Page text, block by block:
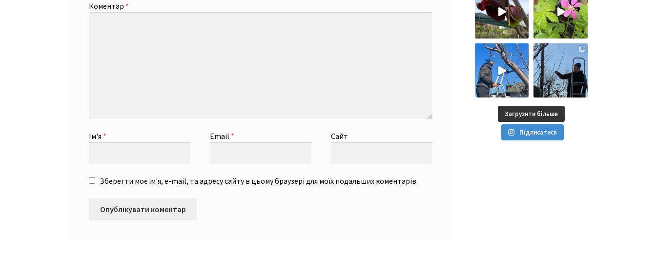
Коментар *
Ім'я * Email * Сайт
Зберегти моє ім'я, e-mail, та адресу сайту в цьому браузері для моїх подальших коментарів.
Загрузити більше
Підписатися